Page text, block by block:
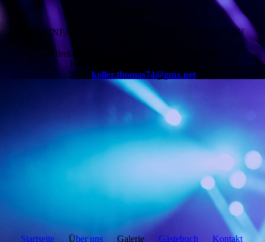
DER EINFACHSTE WEG MIT UNS IN KONTAKT ZU
Direkt per Telefon:
Festnetz: 09468 906947 oder 397
Mail: koller.thomas74@gmx.net
StartseiteÜber unsGalerie Gästebuch Kontakt